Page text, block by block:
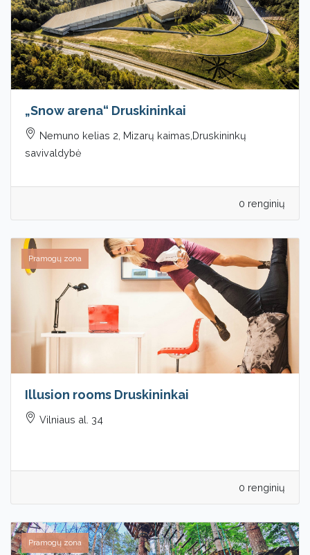
„Snow arena“ Druskininkai
Nemuno kelias 2, Mizarų kaimas,Druskininkų
savivaldybė
0 renginių
Pramogų zona
Illusion rooms Druskininkai
Vilniaus al. 34
0 renginių
Pramogų zona